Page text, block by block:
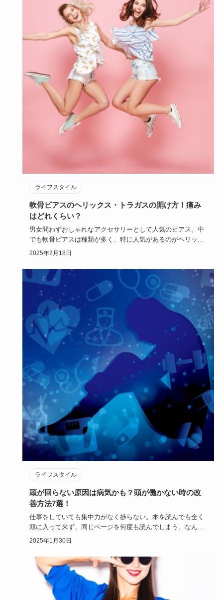
ライフスタイル
軟骨ピアスのヘリックス・トラガスの開け方！痛み
はどれくらい？
男女問わずおしゃれなアクセサリーとして人気のピアス。中
でも軟骨ピアスは種類が多く、特に人気があるのがヘリック
スやトラガスで…
2025年2月18日
ライフスタイル
頭が回らない原因は病気かも？頭が働かない時の改
善方法7選！
仕事をしていても集中力がなく捗らない。本を読んでも全く
頭に入って来ず、同じページを何度も読んでしまう、なんて
ことありません…
2025年1月30日